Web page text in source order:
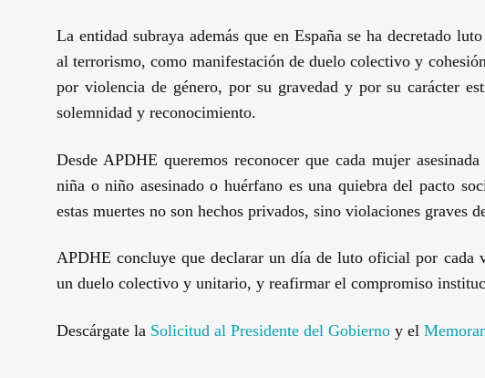
La entidad subraya además que en España se ha decretado
al terrorismo, como manifestación de duelo colectivo y
por violencia de género, por su gravedad y por su carácter
solemnidad y reconocimiento.
Desde APDHE queremos reconocer que cada mujer
niña o niño asesinado o huérfano es una quiebra del pacto
estas muertes no son hechos privados, sino violaciones graves
APDHE concluye que declarar un día de luto oficial por
un duelo colectivo y unitario, y reafirmar el compromiso
Descárgate la Solicitud al Presidente del Gobierno y el